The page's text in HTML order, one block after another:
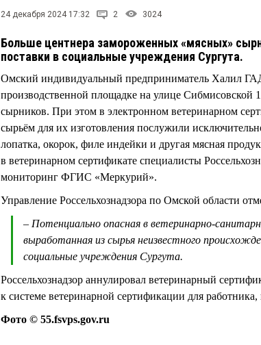
24 декабря 2024 17:32 2 3024
Больше центнера замороженных «мясных»
поставки в социальные учреждения Сургута.
Омский индивидуальный предприниматель Халил
производственной площадке на улице Сибмисовской
сырников. При этом в электронном ветеринарном
сырьём для их изготовления послужили
лопатка, окорок, филе индейки и другая мясная
в ветеринарном сертификате специалисты
мониторинг ФГИС «Меркурий».
Управление Россельхознадзора по Омской области
– Потенциально опасная в ветеринарно-
выработанная из сырья неизвестного
социальные учреждения Сургута.
Россельхознадзор аннулировал ветеринарный
к системе ветеринарной сертификации для
Фото © 55.fsvps.gov.ru